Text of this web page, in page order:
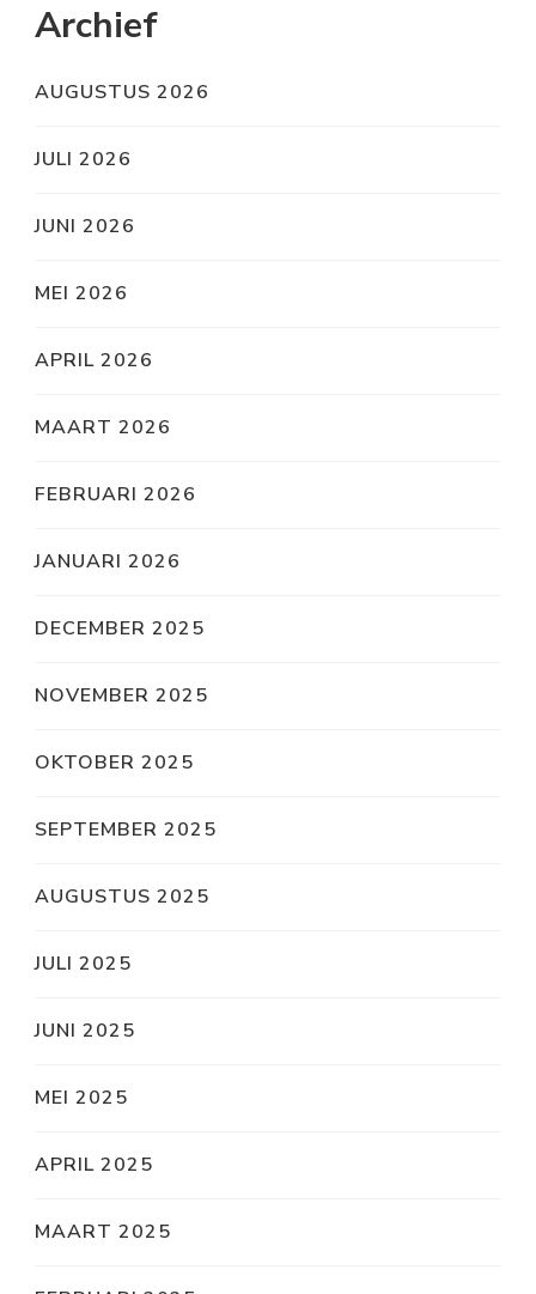
Archief
AUGUSTUS 2026
JULI 2026
JUNI 2026
MEI 2026
APRIL 2026
MAART 2026
FEBRUARI 2026
JANUARI 2026
DECEMBER 2025
NOVEMBER 2025
OKTOBER 2025
SEPTEMBER 2025
AUGUSTUS 2025
JULI 2025
JUNI 2025
MEI 2025
APRIL 2025
MAART 2025